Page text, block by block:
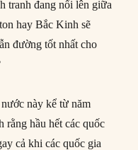
tranh đang nổi lên giữa
hay Bắc Kinh sẽ
đường tốt nhất cho
này kể từ năm
rằng hầu hết các quốc
cả khi các quốc gia